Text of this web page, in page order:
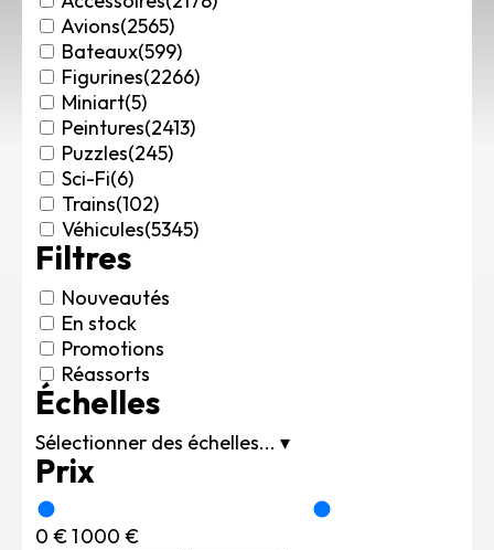
Rechercher des produits...
Mon panier 0
0,00€
Connexion / Inscription
Véhicules
Avions
Bateaux
Trains
Figurines
Accessoires
Puzzles
Carte cadeau
Maquette par marque
Avions(2565)
Bateaux(599)
Figurines(2266)
Miniart(5)
Peintures(2413)
Puzzles(245)
Sci-Fi(6)
Trains(102)
Véhicules(5345)
Filtres
Nouveautés
En stock
Promotions
Réassorts
Échelles
Sélectionner des échelles... ▾
Prix
0 €1 000 €